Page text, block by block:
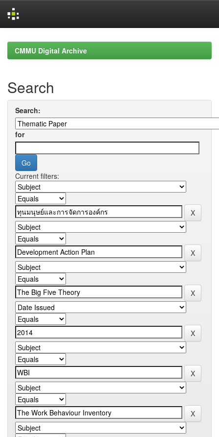
navigationCMMU Digital Archive
Search
Search:
for
Current filters: